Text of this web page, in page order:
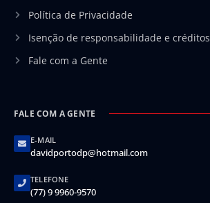
Política de Privacidade
Isenção de responsabilidade e créditos
Fale com a Gente
FALE COM A GENTE
E-MAIL
davidportodp@hotmail.com
TELEFONE
(77) 9 9960-9570